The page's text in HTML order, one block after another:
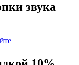
звука